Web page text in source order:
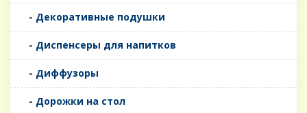
- Декоративные подушки
- Диспенсеры для напитков
- Диффузоры
- Дорожки на стол